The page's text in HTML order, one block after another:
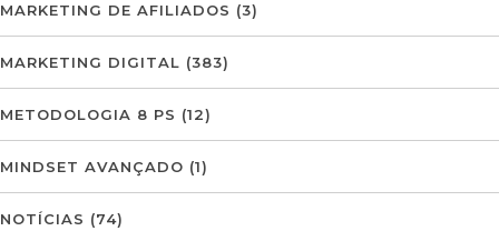
MARKETING DE AFILIADOS (3)
MARKETING DIGITAL (383)
METODOLOGIA 8 PS (12)
MINDSET AVANÇADO (1)
NOTÍCIAS (74)